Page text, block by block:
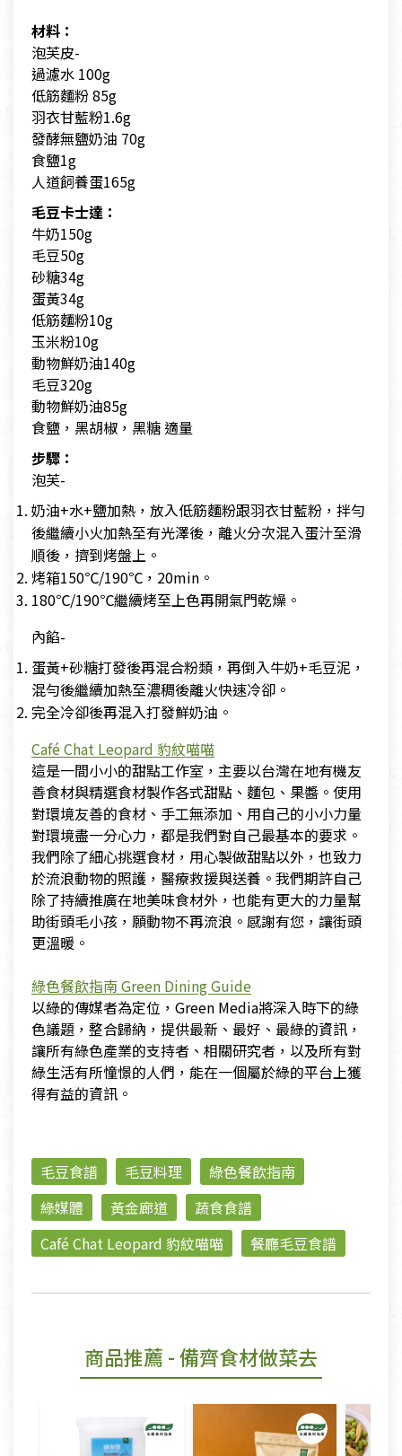
材料：
泡芙皮-
過濾水 100g
低筋麵粉 85g
羽衣甘藍粉1.6g
發酵無鹽奶油 70g
食鹽1g
人道飼養蛋165g
毛豆卡士達：
牛奶150g
毛豆50g
砂糖34g
蛋黃34g
低筋麵粉10g
玉米粉10g
動物鮮奶油140g
毛豆320g
動物鮮奶油85g
食鹽，黑胡椒，黑糖 適量
步驟：
泡芙-
奶油+水+鹽加熱，放入低筋麵粉跟羽衣甘藍粉，拌勻
後繼續小火加熱至有光澤後，離火分次混入蛋汁至滑
順後，擠到烤盤上。
烤箱150℃/190℃，20min。
180℃/190℃繼續烤至上色再開氣門乾燥。
內餡-
蛋黃+砂糖打發後再混合粉類，再倒入牛奶+毛豆泥，
混勻後繼續加熱至濃稠後離火快速冷卻。
完全冷卻後再混入打發鮮奶油。
Café Chat Leopard 豹紋喵喵
這是一間小小的甜點工作室，主要以台灣在地有機友
善食材與精選食材製作各式甜點、麵包、果醬。使用
對環境友善的食材、手工無添加、用自己的小小力量
對環境盡一分心力，都是我們對自己最基本的要求。
我們除了細心挑選食材，用心製做甜點以外，也致力
於流浪動物的照護，醫療救援與送養。我們期許自己
除了持續推廣在地美味食材外，也能有更大的力量幫
助街頭毛小孩，願動物不再流浪。感謝有您，讓街頭
更溫暖。
綠色餐飲指南 Green Dining Guide
以綠的傳媒者為定位，Green Media將深入時下的綠
色議題，整合歸納，提供最新、最好、最綠的資訊，
讓所有綠色產業的支持者、相關研究者，以及所有對
綠生活有所憧憬的人們，能在一個屬於綠的平台上獲
得有益的資訊。
毛豆食譜 毛豆料理
綠色餐飲指南
綠媒體
黃金廊道
蔬食食譜
Café Chat Leopard 豹紋喵喵
餐廳毛豆食譜
商品推薦 - 備齊食材做菜去